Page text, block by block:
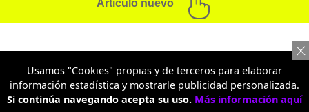
Artículo nuevo
El aterrador video que muestra
un terremoto en plena cirugía:
Usamos "Cookies" propias y de terceros para elaborar
información estadística y mostrarle publicidad personalizada.
Si continúa navegando acepta su uso. Más información aquí